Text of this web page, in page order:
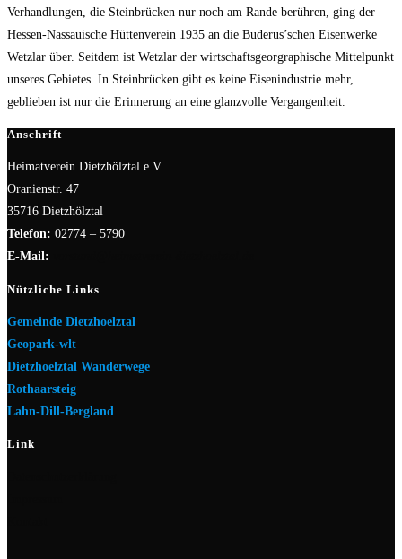
Verhandlungen, die Steinbrücken nur noch am Rande berühren, ging der
Hessen-Nassauische Hüttenverein 1935 an die Buderus’schen Eisenwerke
Wetzlar über. Seitdem ist Wetzlar der wirtschaftsgeorgraphische Mittelpunkt
unseres Gebietes. In Steinbrücken gibt es keine Eisenindustrie mehr,
geblieben ist nur die Erinnerung an eine glanzvolle Vergangenheit.
Anschrift
Heimatverein Dietzhölztal e.V.
Oranienstr. 47
35716 Dietzhölztal
Telefon: 02774 – 5790
E-Mail:
Nützliche Links
Gemeinde Dietzhoelztal
Geopark-wlt
Dietzhoelztal Wanderwege
Rothaarsteig
Lahn-Dill-Bergland
Link